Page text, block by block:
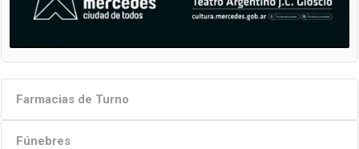
Farmacias de Turno
Fúnebres